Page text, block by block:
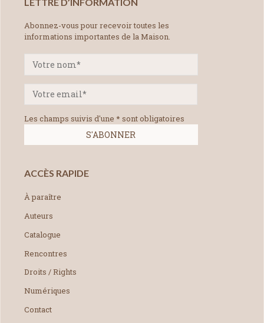
Abonnez-vous pour recevoir toutes les
informations importantes de la Maison.
Les champs suivis d'une * sont obligatoires
ACCÈS RAPIDE
À paraître
Auteurs
Catalogue
Rencontres
Droits / Rights
Numériques
Contact